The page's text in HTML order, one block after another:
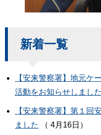
新着一覧
【安来警察署】地元ケ
活動をお知らせしました
【安来警察署】第１回
ました
（ 4月16日）